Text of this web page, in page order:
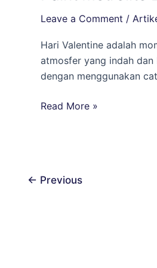
Leave a Comment /
Hari Valentine adalah
atmosfer yang indah dan
dengan menggunakan
Rumah
yang
untuk
Hari
Valentine
Pacific
Read More »
← Previous